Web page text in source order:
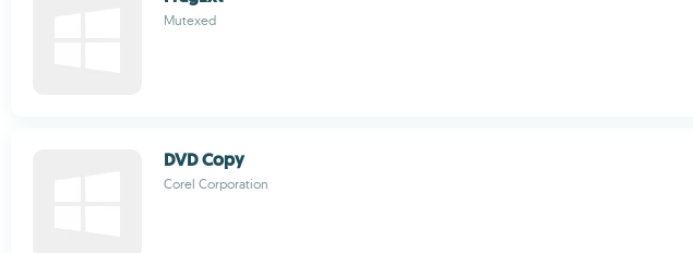
Mutexed
DVD Copy
Corel Corporation